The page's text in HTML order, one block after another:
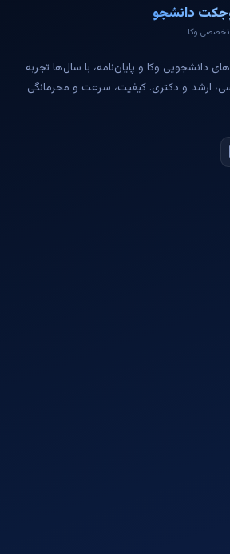
دانشجو
تخصصی وکا
دانشجویی وکا و پایان‌نامه، با سال‌ها تجربه
ارشد و دکتری. کیفیت، سرعت و محرمانگی